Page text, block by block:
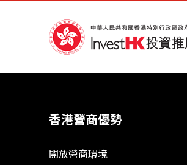
香港營商優勢
開放營商環境